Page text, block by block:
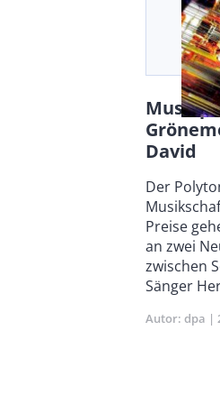
David
Body
Der
Preise
an zwei
zwischen
Sänger
Autor dpa